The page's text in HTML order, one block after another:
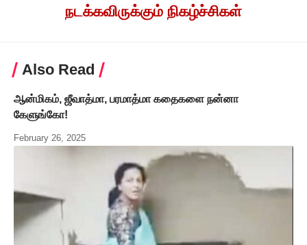
நடக்கவிருக்கும் நிகழ்ச்சிகள்
Also Read
ஆன்மிகம், ஜீவாத்மா, பரமாத்மா கதைகளை நன்னா
கேளுங்கோ!
February 26, 2025